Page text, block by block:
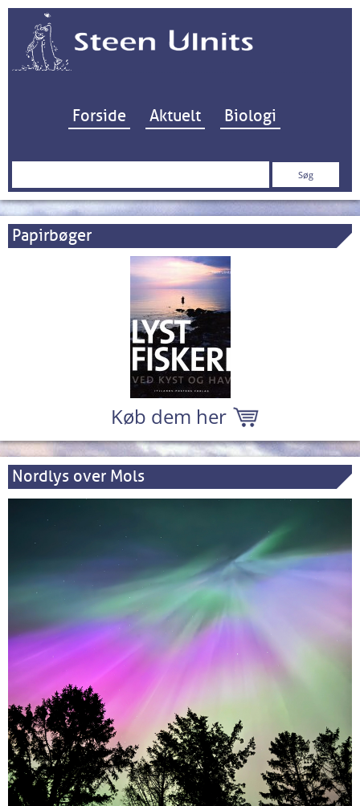
Hop til indhold
Forside Aktuelt Biologi
Søg
Papirbøger
Køb dem her
Nordlys over Mols